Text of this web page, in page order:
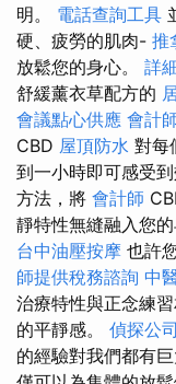
明。 電話查詢工具
硬、疲勞的肌肉- 推
放鬆您的身心。 詳
舒緩薰衣草配方的
會議點心供應 會計
CBD 屋頂防水 對每
到一小時即可感受
方法，將 會計師
靜特性無縫融入您
台中油壓按摩 也許
師提供稅務諮詢 中
治療特性與正念練
的平靜感。 偵探公
的經驗對我們都有